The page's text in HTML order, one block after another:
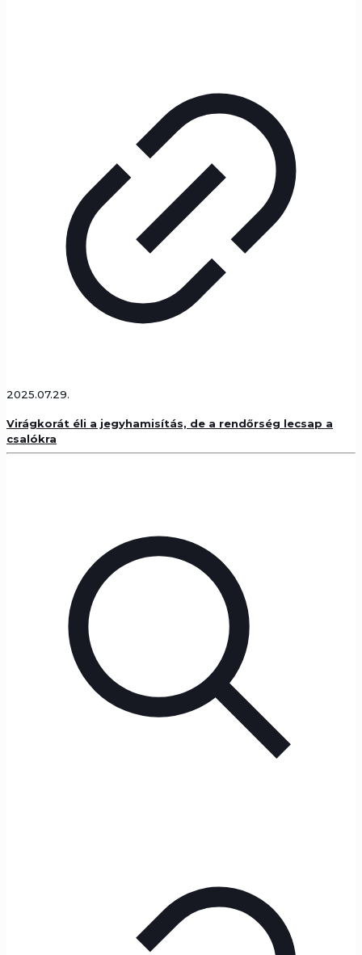
2025.07.29.
Virágkorát éli a jegyhamisítás, de a rendőrség lecsap a
csalókra